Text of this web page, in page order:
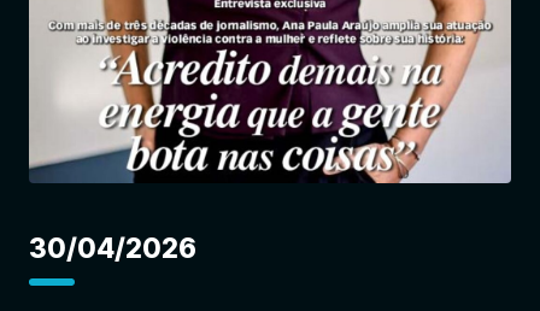
30/04/2026